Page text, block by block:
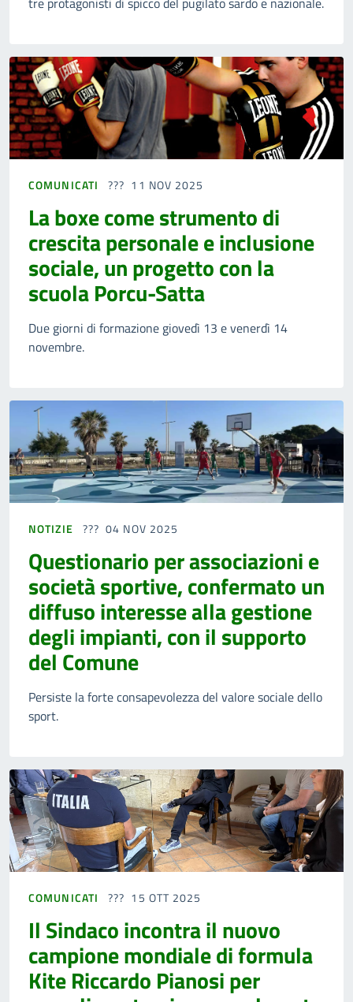
COMUNICATI 11 NOV 2025
La boxe come strumento di
crescita personale e inclusione
sociale, un progetto con la
scuola Porcu-Satta
Due giorni di formazione giovedì 13 e venerdì 14
novembre.
NOTIZIE 04 NOV 2025
Questionario per associazioni e
società sportive, confermato un
diffuso interesse alla gestione
degli impianti, con il supporto
del Comune
Persiste la forte consapevolezza del valore sociale dello
sport.
COMUNICATI 15 OTT 2025
Il Sindaco incontra il nuovo
campione mondiale di formula
Kite Riccardo Pianosi per